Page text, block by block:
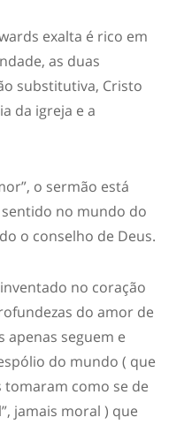
exalta é rico em
as duas
substitutiva, Cristo
da igreja e a
o sermão está
no mundo do
o conselho de Deus.
no coração
do amor de
apenas seguem e
do mundo ( que
como se de
jamais moral ) que